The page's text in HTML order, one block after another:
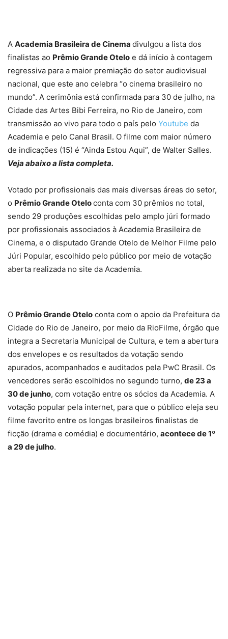
A Academia Brasileira de Cinema divulgou a lista dos
finalistas ao Prêmio Grande Otelo e dá início à contagem
regressiva para a maior premiação do setor audiovisual
nacional, que este ano celebra “o cinema brasileiro no
mundo”. A cerimônia está confirmada para 30 de julho, na
Cidade das Artes Bibi Ferreira, no Rio de Janeiro, com
transmissão ao vivo para todo o país pelo Youtube da
Academia e pelo Canal Brasil. O filme com maior número
de indicações (15) é “Ainda Estou Aqui”, de Walter Salles.
Veja abaixo a lista completa.
Votado por profissionais das mais diversas áreas do setor,
o Prêmio Grande Oteloconta com 30 prêmios no total,
sendo 29 produções escolhidas pelo amplo júri formado
por profissionais associados à Academia Brasileira de
Cinema, e o disputado Grande Otelo de Melhor Filme pelo
Júri Popular, escolhido pelo público por meio de votação
aberta realizada no site da Academia.
O Prêmio Grande Otelo conta com o apoio da Prefeitura da
Cidade do Rio de Janeiro, por meio da RioFilme, órgão que
integra a Secretaria Municipal de Cultura, e tem a abertura
dos envelopes e os resultados da votação sendo
apurados, acompanhados e auditados pela PwC Brasil. Os
vencedores serão escolhidos no segundo turno, de 23 a
30 de junho, com votação entre os sócios da Academia. A
votação popular pela internet, para que o público eleja seu
filme favorito entre os longas brasileiros finalistas de
ficção (drama e comédia) e documentário, acontece de 1º
a 29 de julho.